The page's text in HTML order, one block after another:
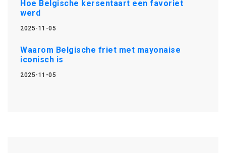
Hoe Belgische kersentaart een favoriet
werd
2025-11-05
Waarom Belgische friet met mayonaise
iconisch is
2025-11-05